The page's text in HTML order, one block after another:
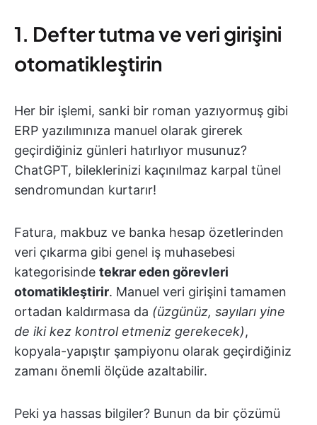
1. Defter tutma ve veri girişini
otomatikleştirin
Her bir işlemi, sanki bir roman yazıyormuş gibi
ERP yazılımınıza manuel olarak girerek
geçirdiğiniz günleri hatırlıyor musunuz?
ChatGPT, bileklerinizi kaçınılmaz karpal tünel
sendromundan kurtarır!
Fatura, makbuz ve banka hesap özetlerinden
veri çıkarma gibi genel iş muhasebesi
kategorisinde tekrar eden görevleri
otomatikleştirir. Manuel veri girişini tamamen
ortadan kaldırmasa da (üzgünüz, sayıları yine
de iki kez kontrol etmeniz gerekecek),
kopyala-yapıştır şampiyonu olarak geçirdiğiniz
zamanı önemli ölçüde azaltabilir.
Peki ya hassas bilgiler? Bunun da bir çözümü